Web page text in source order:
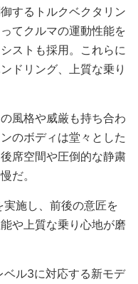
するトルクベクタリン
てクルマの運動性能を
ストも採用。これらに
ドリング、上質な乗り
風格や威厳も持ち合わ
のボディは堂々とした
席空間や圧倒的な静粛
だ。
施し、前後の意匠を
や上質な乗り心地が磨
ル3に対応する新モデ